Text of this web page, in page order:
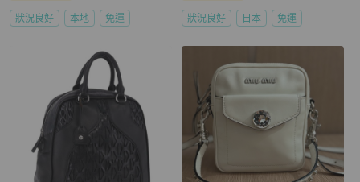
狀況良好 本地 免運 狀況良好 日本 免運